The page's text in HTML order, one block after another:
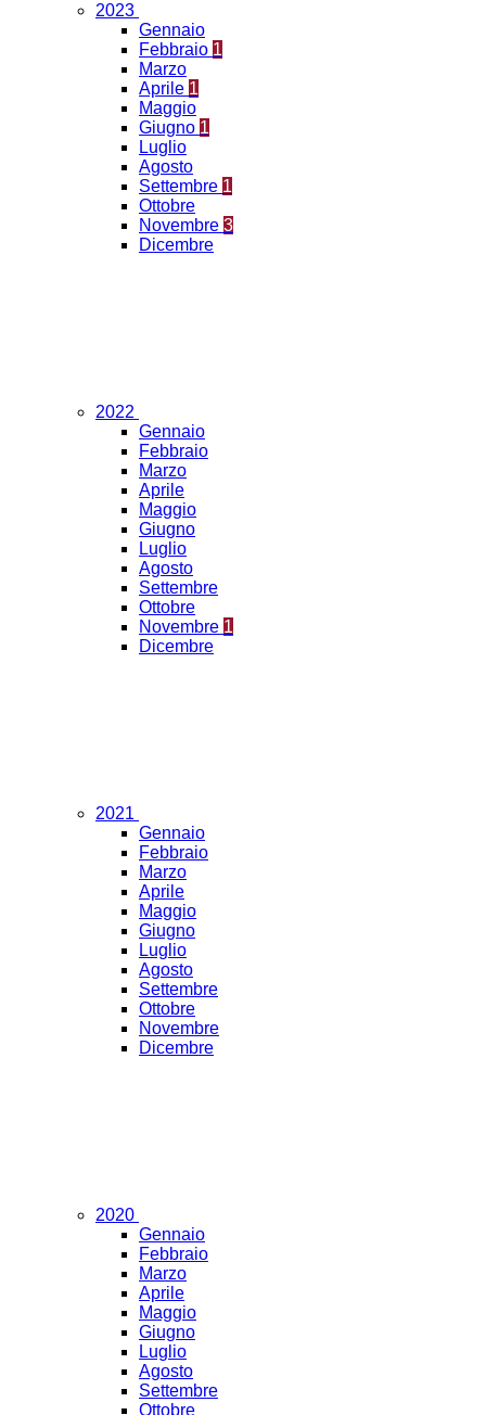
2023
Gennaio
Febbraio 1
Marzo
Aprile 1
Maggio
Giugno 1
Luglio
Agosto
Settembre 1
Ottobre
Novembre 3
Dicembre
2022
Gennaio
Febbraio
Marzo
Aprile
Maggio
Giugno
Luglio
Agosto
Settembre
Ottobre
Novembre 1
Dicembre
2021
Gennaio
Febbraio
Marzo
Aprile
Maggio
Giugno
Luglio
Agosto
Settembre
Ottobre
Novembre
Dicembre
2020
Gennaio
Febbraio
Marzo
Aprile
Maggio
Giugno
Luglio
Agosto
Settembre
Ottobre